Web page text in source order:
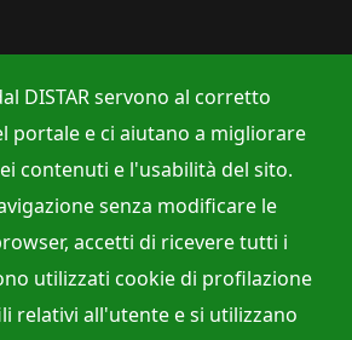
Accessibilità Cookie Policy
DISTAR servono al corretto
portale e ci aiutano a migliorare
contenuti e l'usabilità del sito.
senza modificare le
accetti di ricevere tutti i
utilizzati cookie di profilazione
relativi all'utente e si utilizzano